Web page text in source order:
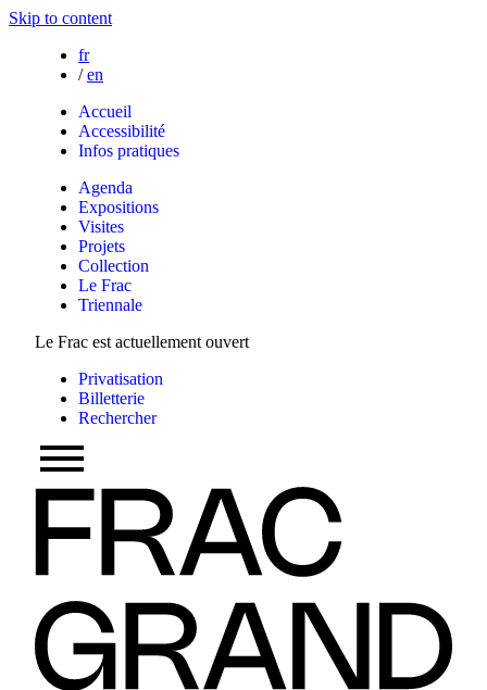
Skip to content
fr
/ en
Accueil
Accessibilité
Infos pratiques
Agenda
Expositions
Visites
Projets
Collection
Le Frac
Triennale
Le Frac est actuellement ouvert
Privatisation
Billetterie
Rechercher